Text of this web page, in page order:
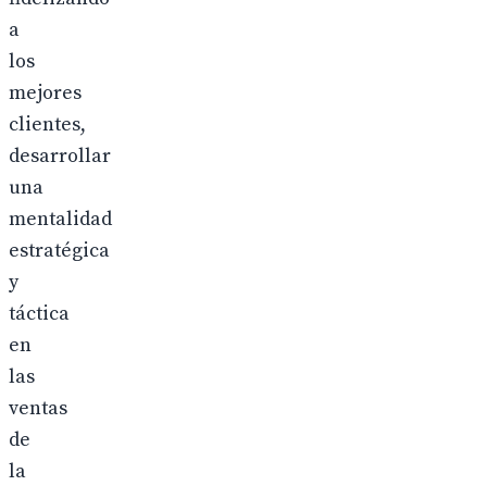
a
los
mejores
clientes,
desarrollar
una
mentalidad
estratégica
y
táctica
en
las
ventas
de
la